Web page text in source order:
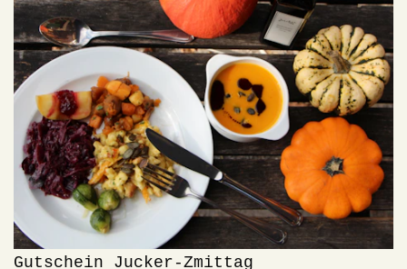
Gutschein Jucker-Zmittag